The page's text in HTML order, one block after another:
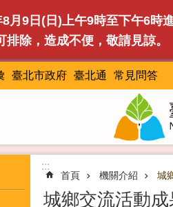
月9日(日)上午9時至下午6時
除，造成不便，敬請見諒。
臺北市政府 臺北通 常見問答
:::
首頁 機關介紹 城
城鄉交流活動成